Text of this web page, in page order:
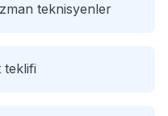
teknisyenler
teklifi